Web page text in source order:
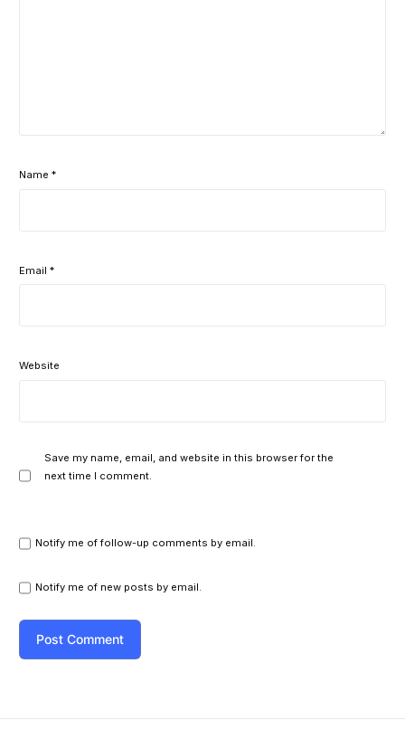
Name*
Email*
Website
Save my name, email, and website in this browser for the
next time I comment.
Notify me of follow-up comments by email.
Notify me of new posts by email.